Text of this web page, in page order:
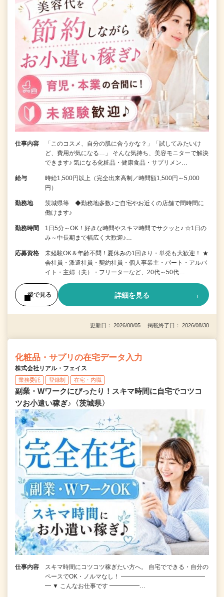
仕事内容
「このコスメ、自分の肌に合うかな？」「試してみたいけ
ど、費用が気になる…」 そんな気持ち、美容モニターで解決
できます♪ 気になる化粧品・健康食品・サプリメン…
給与
時給1,500円以上（完全出来高制／時間額1,500円～5,000
円）
勤務地
茨城県等 ◆勤務地多数♪ご自宅やお近くの店舗で間時間に
働けます♪
勤務時間
1日5分～OK！好きな時間やスキマ時間でサクッと♪ ☆1日の
み～中長期まで幅広く大歓迎♪…
応募資格
未経験OK＆年齢不問！夏休みの1回きり・単発も大歓迎！ ★
会社員・派遣社員・契約社員・個人事業主・パート・アルバ
イト・主婦（夫）・フリーターなど、20代～50代…
後で見る 詳細を見る
更新日： 2026/08/05 掲載終了日： 2026/08/30
化粧品・サプリの在宅データ入力
株式会社リアル・フェイス
業務委託 登録制 在宅・内職
副業・Wワークにぴったり！スキマ時間に自宅でコツコ
ツお小遣い稼ぎ♪〈茨城県〉
仕事内容
スキマ時間にコツコツ稼ぎたい方へ。 自宅でできる・自分の
ペースでOK・ノルマなし！ ━━━━━━━━━━━━━━
━ ▼ こんなお仕事です ━━━━━…